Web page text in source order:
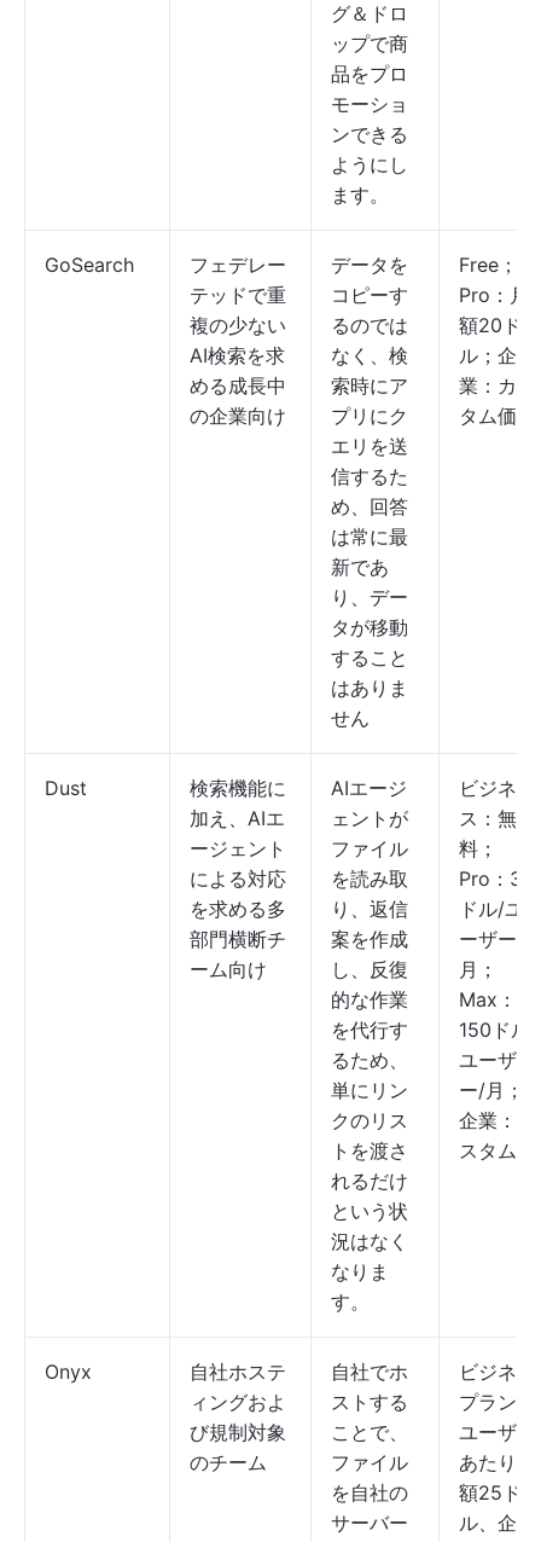
グ＆ドロ
ップで商
品をプロ
モーショ
ンできる
ようにし
ます。
GoSearch
フェデレー
テッドで重
複の少ない
AI検索を求
める成長中
の企業向け
データを
コピーす
るのでは
なく、検
索時にア
プリにク
エリを送
信するた
め、回答
は常に最
新であ
り、デー
タが移動
すること
はありま
せん
Free；
Pro：月
額20ド
ル；企
業：カス
タム価格
Dust
検索機能に
加え、AIエ
ージェント
による対応
を求める多
部門横断チ
ーム向け
AIエージ
ェントが
ファイル
を読み取
り、返信
案を作成
し、反復
的な作業
を代行す
るため、
単にリン
クのリス
トを渡さ
れるだけ
という状
況はなく
なりま
す。
ビジネ
ス：無
料；
Pro：30
ドル/ユ
ーザー/
月；
Max：
150ドル/
ユーザ
ー/月；
企業：カ
スタム
Onyx
自社ホステ
ィングおよ
び規制対象
のチーム
自社でホ
ストする
ことで、
ファイル
を自社の
サーバー
ビジネス
プラン：
ユーザー
あたり月
額25ド
ル、企業